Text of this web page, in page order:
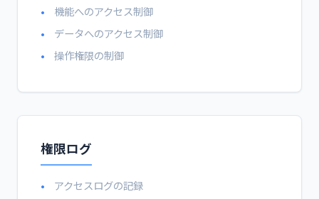
機能へのアクセス制御
データへのアクセス制御
操作権限の制御
権限ログ
アクセスログの記録